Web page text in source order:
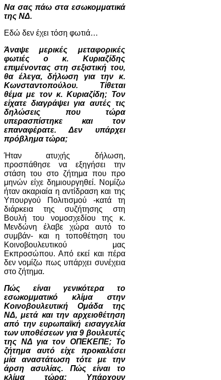
Να σας πάω στα εσωκομματικά
της ΝΔ.
Εδώ δεν έχει τόση φωτιά…
Άναψε μερικές μεταφορικές
φωτιές o κ. Κυριαζίδης
επιμένοντας στη σεξιστική του,
θα έλεγα, δήλωση για την κ.
Κωνσταντοπούλου. Τίθεται
θέμα με τον κ. Κυριαζίδη; Τον
είχατε διαγράψει για αυτές τις
δηλώσεις που τώρα
υπερασπίστηκε και τον
επαναφέρατε. Δεν υπάρχει
πρόβλημα τώρα;
Ήταν ατυχής δήλωση,
προσπάθησε να εξηγήσει την
στάση του στο ζήτημα που προ
μηνών είχε δημιουργηθεί. Νομίζω
ήταν ακαριαία η αντίδραση και της
Υπουργού Πολιτισμού -κατά τη
διάρκεια της συζήτησης στη
Βουλή του νομοσχεδίου της κ.
Μενδώνη έλαβε χώρα αυτό το
συμβάν- και η τοποθέτηση του
Κοινοβουλευτικού μας
Εκπροσώπου. Από εκεί και πέρα
δεν νομίζω πως υπάρχει συνέχεια
στο ζήτημα.
Πώς είναι γενικότερα το
εσωκομματικό κλίμα στην
Κοινοβουλευτική Ομάδα της
ΝΔ, μετά και την αρχειοθέτηση
από την ευρωπαϊκή εισαγγελία
των υποθέσεων για 9 βουλευτές
της ΝΔ για τον ΟΠΕΚΕΠΕ; Το
ζήτημα αυτό είχε προκαλέσει
μία αναστάτωση τότε με την
άρση ασυλίας. Πώς είναι το
κλίμα τώρα; Υπάρχουν